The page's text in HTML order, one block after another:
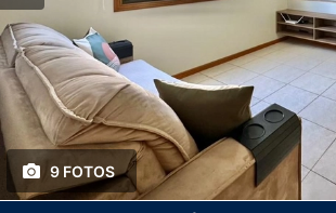
9 FOTOS